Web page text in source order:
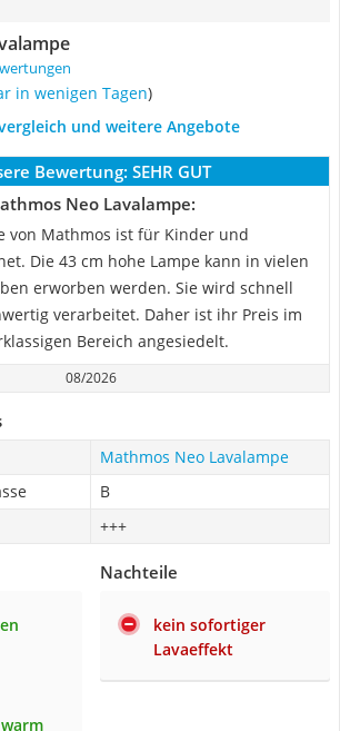
in wenigen Tagen)
und weitere Angebote
Bewertung: SEHR GUT
Neo Lavalampe:
von Mathmos ist für Kinder und
Die 43 cm hohe Lampe kann in vielen
erworben werden. Sie wird schnell
verarbeitet. Daher ist ihr Preis im
Bereich angesiedelt.
08/2026
Mathmos Neo Lavalampe
B
+++
Nachteile
kein sofortiger
Lavaeffekt